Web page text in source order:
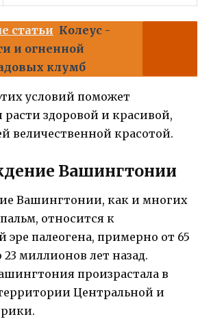
статьи Колеус -
и огненной
клумб
условий поможет
здоровой и красивой,
величественной красотой.
Вашингтонии
Вашингтонии, как и многих
относится к
эре палеогена, примерно от 65
миллионов лет назад.
произрастала в
Центральной и